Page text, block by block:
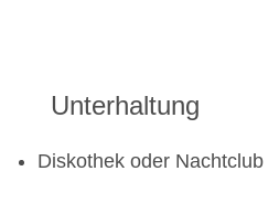
Unterhaltung
Diskothek oder Nachtclub